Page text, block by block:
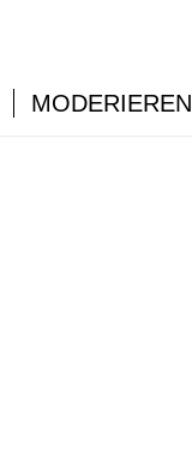
MODERIEREN